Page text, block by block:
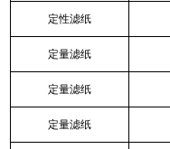
定性滤纸
定量滤纸
定量滤纸
定量滤纸